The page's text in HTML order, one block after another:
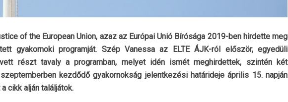
of the European Union, azaz az Európai Unió Bírósága 2019-ben hirdette meg
gyakornoki programját. Szép Vanessa az ELTE ÁJK-ról először, egyedüli
részt tavaly a programban, melyet idén ismét meghirdettek, szintén két
kezdődő gyakornokság jelentkezési határideje április 15. napján
cikk alján találjátok.